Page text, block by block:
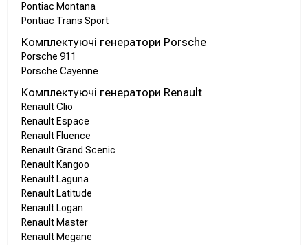
Pontiac Montana
Pontiac Trans Sport
Комплектуючі генератори Porsche
Porsche 911
Porsche Cayenne
Комплектуючі генератори Renault
Renault Clio
Renault Espace
Renault Fluence
Renault Grand Scenic
Renault Kangoo
Renault Laguna
Renault Latitude
Renault Logan
Renault Master
Renault Megane